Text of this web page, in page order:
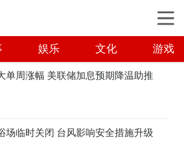
娱乐 文化 游戏
单周涨幅 美联储加息预期降温助推
场临时关闭 台风影响安全措施升级